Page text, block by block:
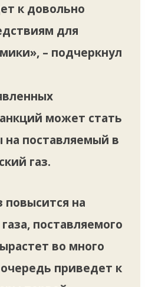
к довольно
для
– подчеркнул
может стать
поставляемый в
газ.
повысится на
поставляемого
во много
приведет к